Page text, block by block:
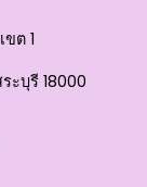
ต 1
ะบุรี 18000